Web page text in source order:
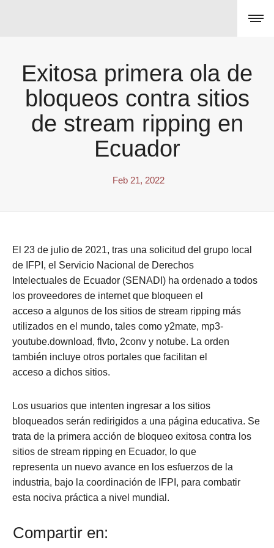
Exitosa primera ola de
bloqueos contra sitios
de stream ripping en
Ecuador
Feb 21, 2022
Compartir en:
El 23 de julio de 2021, tras una solicitud del grupo local
de IFPI, el Servicio Nacional de Derechos
Intelectuales de Ecuador (SENADI) ha ordenado a todos
los proveedores de internet que bloqueen el
acceso a algunos de los sitios de stream ripping más
utilizados en el mundo, tales como y2mate, mp3-
youtube.download, flvto, 2conv y notube. La orden
también incluye otros portales que facilitan el
acceso a dichos sitios.
Los usuarios que intenten ingresar a los sitios
bloqueados serán redirigidos a una página educativa. Se
trata de la primera acción de bloqueo exitosa contra los
sitios de stream ripping en Ecuador, lo que
representa un nuevo avance en los esfuerzos de la
industria, bajo la coordinación de IFPI, para combatir
esta nociva práctica a nivel mundial.